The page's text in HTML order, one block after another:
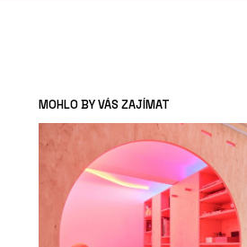
MOHLO BY VÁS ZAJÍMAT